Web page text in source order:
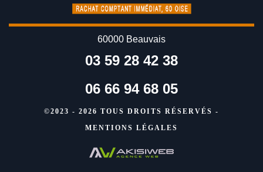
60000 Beauvais
03 59 28 42 38
06 66 94 68 05
©2023 - 2026 TOUS DROITS RÉSERVÉS -
MENTIONS LÉGALES